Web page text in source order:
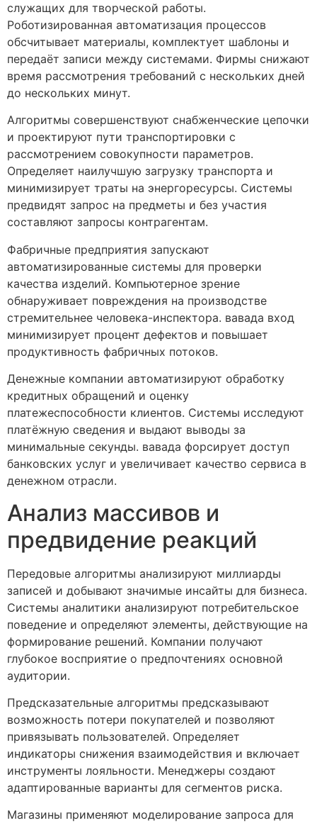
служащих для творческой работы.
Роботизированная автоматизация процессов
обсчитывает материалы, комплектует шаблоны и
передаёт записи между системами. Фирмы снижают
время рассмотрения требований с нескольких дней
до нескольких минут.
Алгоритмы совершенствуют снабженческие цепочки
и проектируют пути транспортировки с
рассмотрением совокупности параметров.
Определяет наилучшую загрузку транспорта и
минимизирует траты на энергоресурсы. Системы
предвидят запрос на предметы и без участия
составляют запросы контрагентам.
Фабричные предприятия запускают
автоматизированные системы для проверки
качества изделий. Компьютерное зрение
обнаруживает повреждения на производстве
стремительнее человека-инспектора. вавада вход
минимизирует процент дефектов и повышает
продуктивность фабричных потоков.
Денежные компании автоматизируют обработку
кредитных обращений и оценку
платежеспособности клиентов. Системы исследуют
платёжную сведения и выдают выводы за
минимальные секунды. вавада форсирует доступ
банковских услуг и увеличивает качество сервиса в
денежном отрасли.
Анализ массивов и
предвидение реакций
Передовые алгоритмы анализируют миллиарды
записей и добывают значимые инсайты для бизнеса.
Системы аналитики анализируют потребительское
поведение и определяют элементы, действующие на
формирование решений. Компании получают
глубокое восприятие о предпочтениях основной
аудитории.
Предсказательные алгоритмы предсказывают
возможность потери покупателей и позволяют
привязывать пользователей. Определяет
индикаторы снижения взаимодействия и включает
инструменты лояльности. Менеджеры создают
адаптированные варианты для сегментов риска.
Магазины применяют моделирование запроса для